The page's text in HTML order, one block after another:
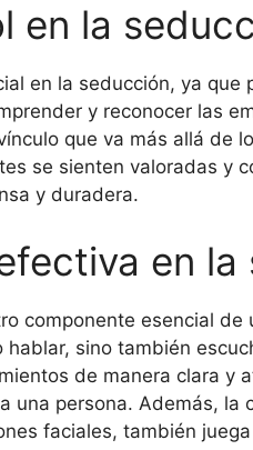
en la
en la seducción, ya que
y reconocer las
que va más allá de
se sienten valoradas y
y duradera.
en la
componente esencial de
hablar, sino también
de manera clara y
una persona. Además, la
faciales, también